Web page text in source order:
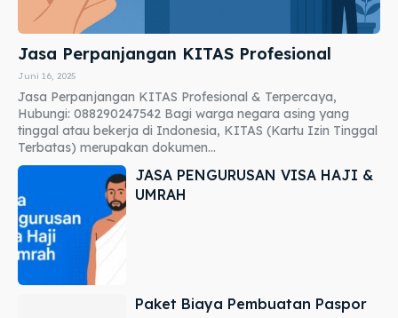
Jasa Perpanjangan KITAS Profesional
Juni 16, 2025
Jasa Perpanjangan KITAS Profesional & Terpercaya,
Hubungi: 088290247542 Bagi warga negara asing yang
tinggal atau bekerja di Indonesia, KITAS (Kartu Izin Tinggal
Terbatas) merupakan dokumen...
JASA PENGURUSAN VISA HAJI &
UMRAH
Paket Biaya Pembuatan Paspor